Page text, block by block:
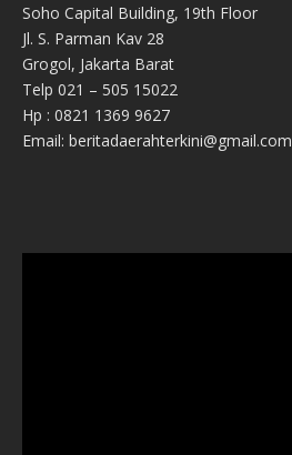
Soho Capital Building, 19th Floor
Jl. S. Parman Kav 28
Grogol, Jakarta Barat
Telp 021 – 505 15022
Hp : 0821 1369 9627
Email: beritadaerahterkini@gmail.com